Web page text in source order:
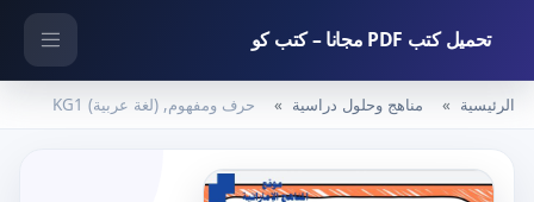
تحميل كتب PDF مجانا – كتب كو
الرئيسية مناهج وحلول دراسية حرف ومفهوم, (لغة عربية) KG1